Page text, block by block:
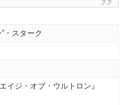
・スターク
イジ・オブ・ウルトロン』